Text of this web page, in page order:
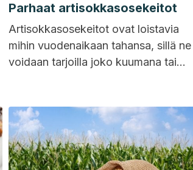
Parhaat artisokkasosekeitot
Artisokkasosekeitot ovat loistavia
mihin vuodenaikaan tahansa, sillä ne
voidaan tarjoilla joko kuumana tai
kanssa. Mutta koska artisokassa on...